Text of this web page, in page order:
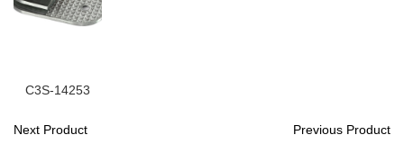
C3S-14253
Next Product Previous Product